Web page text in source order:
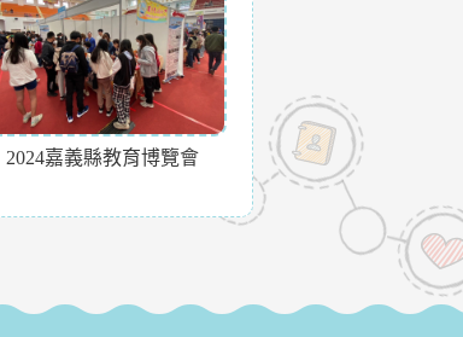
2024嘉義縣教育博覽會